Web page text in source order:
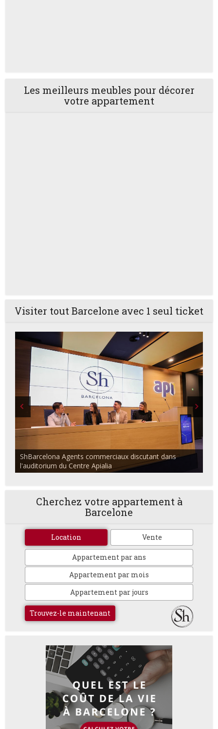
Les meilleurs meubles pour décorer
votre appartement
Visiter tout Barcelone avec 1 seul ticket
ShBarcelona Agents commerciaux discutant dans
l'auditorium du Centre Apialia
Cherchez votre appartement à
Barcelone
Location Vente
Appartement par ans
Appartement par mois
Appartement par jours
Trouvez-le maintenant